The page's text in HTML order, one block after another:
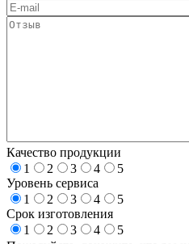
Качество продукции
1
2 3 4
5
Уровень сервиса
1
2 3 4
5
Срок изготовления
1
2 3 4
5